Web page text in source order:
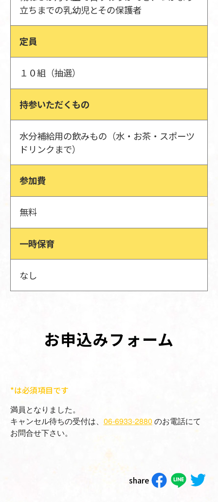
立ちまでの乳幼児とその保護者
定員
１０組（抽選）
持参いただくもの
水分補給用の飲みもの（水・お茶・スポーツ
ドリンクまで）
参加費
無料
一時保育
なし
お申込みフォーム
*は必須項目です
満員となりました。
キャンセル待ちの受付は、 06-6933-2880 のお電話にて
お問合せ下さい。
share